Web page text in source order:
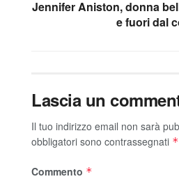
Jennifer Aniston, donna
e fuori dal
Lascia un
Il tuo indirizzo email non sarà
obbligatori sono contrassegnati *
Commento *